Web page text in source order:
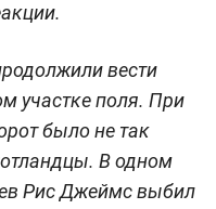
вести
участке поля. При
было не так
В одном
Рис Джеймс выбил